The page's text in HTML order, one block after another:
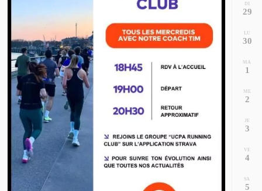
DI
29
LU
30
MA
1
ME
2
JE
3
VE
4
SA
5